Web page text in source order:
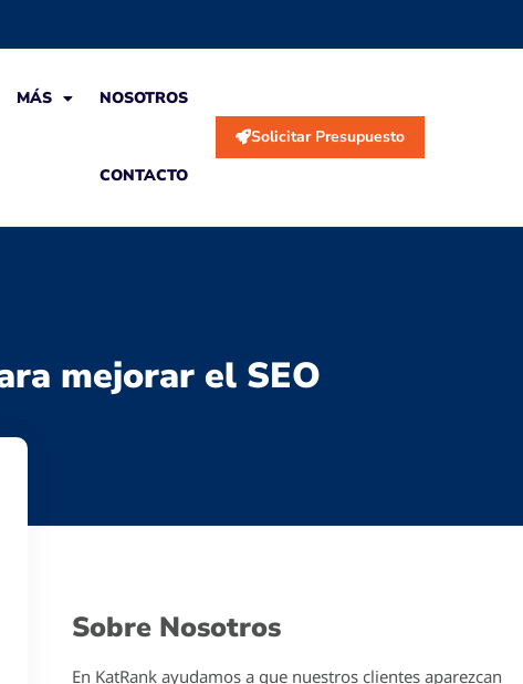
MÁS NOSOTROS
CONTACTO
Solicitar Presupuesto
mejorar el SEO
Sobre Nosotros
En KatRank ayudamos a que nuestros clientes aparezcan